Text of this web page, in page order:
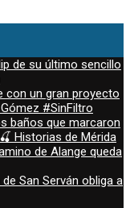
de su último sencillo
con un gran proyecto
#SinFiltro
baños que marcaron
Historias de Mérida
de Alange queda
San Serván obliga a